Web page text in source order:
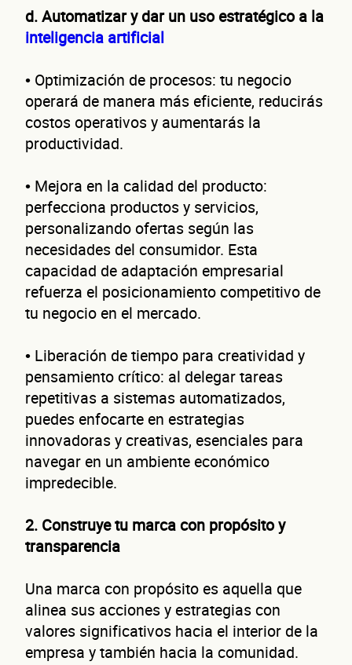
d. Automatizar y dar un uso estratégico a la
inteligencia artificial
• Optimización de procesos: tu negocio
operará de manera más eficiente, reducirás
costos operativos y aumentarás la
productividad.
• Mejora en la calidad del producto:
perfecciona productos y servicios,
personalizando ofertas según las
necesidades del consumidor. Esta
capacidad de adaptación empresarial
refuerza el posicionamiento competitivo de
tu negocio en el mercado.
• Liberación de tiempo para creatividad y
pensamiento crítico: al delegar tareas
repetitivas a sistemas automatizados,
puedes enfocarte en estrategias
innovadoras y creativas, esenciales para
navegar en un ambiente económico
impredecible.
2. Construye tu marca con propósito y
transparencia
Una marca con propósito es aquella que
alinea sus acciones y estrategias con
valores significativos hacia el interior de la
empresa y también hacia la comunidad.